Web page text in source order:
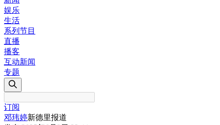
娱乐
生活
系列节目
直播
播客
互动新闻
专题
订阅
邓玮婷新德里报道